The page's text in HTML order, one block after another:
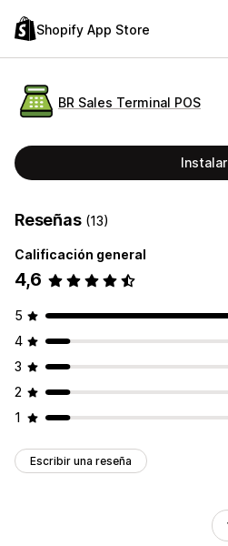
Shopify App Store
BR Sales Terminal POS
Instalar
Reseñas (13)
Calificación general
4,6
5
4
3
2
1
Escribir una reseña